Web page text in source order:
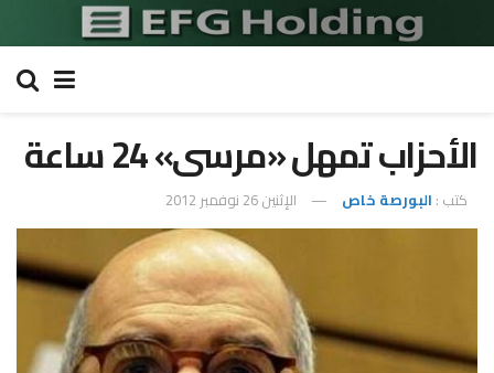
الأحزاب تمهل «مرسى» 24 ساعة
كتب : البورصة خاص الإثنين 26 نوفمبر 2012